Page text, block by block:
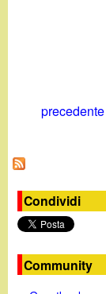
g
i
n
e
precedente
Condividi
Community